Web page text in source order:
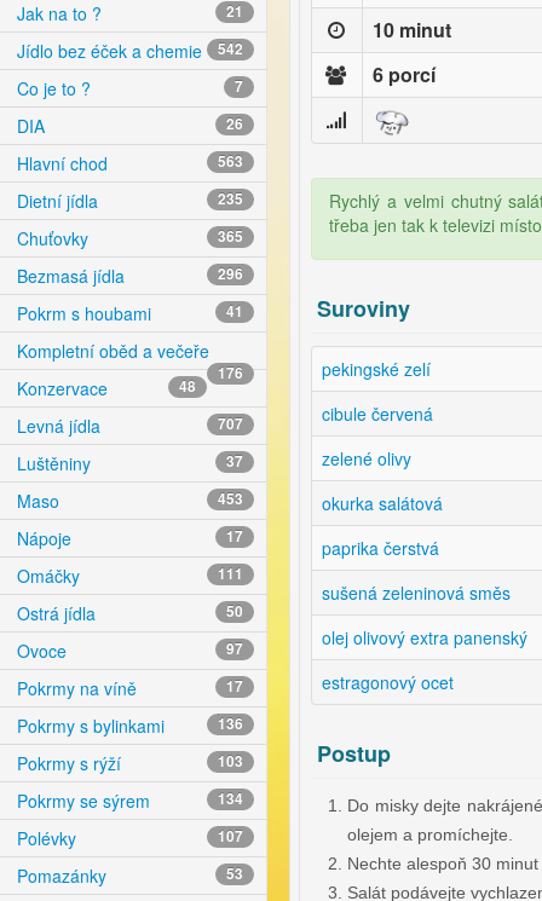
Jak na to ? 21
Jídlo bez éček a chemie 542
Co je to ? 7
DIA 26
Hlavní chod 563
Dietní jídla 235
Chuťovky 365
Bezmasá jídla 296
Pokrm s houbami 41
Kompletní oběd a večeře
176
Konzervace 48
Levná jídla 707
Luštěniny 37
Maso 453
Nápoje 17
Omáčky 111
Ostrá jídla 50
Ovoce 97
Pokrmy na víně 17
Pokrmy s bylinkami 136
Pokrmy s rýží 103
Pokrmy se sýrem 134
Polévky 107
Pomazánky 53
10 minut
6 porcí
Rychlý a velmi chutný
třeba jen tak k televizi
Suroviny
pekingské zelí
cibule červená
zelené olivy
okurka salátová
paprika čerstvá
sušená zeleninová směs
olej olivový extra panenský
estragonový ocet
Postup
Do misky dejte
olejem a promíchejte.
Nechte alespoň 30
Salát podávejte